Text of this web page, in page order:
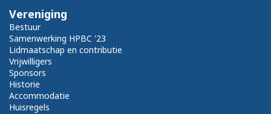
Vereniging
Bestuur
Samenwerking HPBC '23
Lidmaatschap en contributie
Vrijwilligers
Sponsors
Historie
Accommodatie
Huisregels